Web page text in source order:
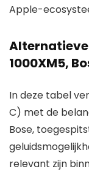
Apple-
1000XM5,
In deze tabel
C) met de
Bose,
relevant zijn